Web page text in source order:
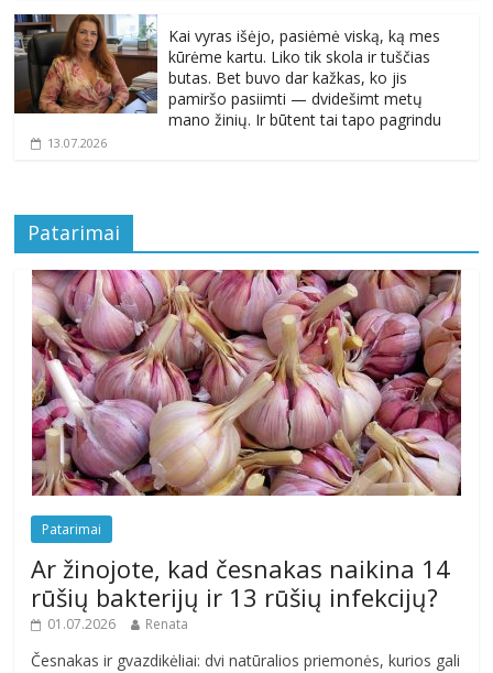
Kai vyras išėjo, pasiėmė viską, ką mes
kūrėme kartu. Liko tik skola ir tuščias
butas. Bet buvo dar kažkas, ko jis
pamiršo pasiimti — dvidešimt metų
mano žinių. Ir būtent tai tapo pagrindu
13.07.2026
Patarimai
Patarimai
Ar žinojote, kad česnakas naikina 14
rūšių bakterijų ir 13 rūšių infekcijų?
01.07.2026 Renata
Česnakas ir gvazdikėliai: dvi natūralios priemonės, kurios gali